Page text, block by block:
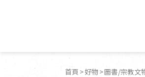
米麵/調理食材
首頁 好物 圖書/宗教文